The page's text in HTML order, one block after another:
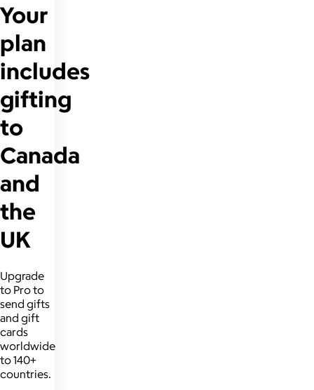
Your
plan
includes
gifting
to
Canada
and
the
UK
Upgrade
to Pro to
send gifts
and gift
cards
worldwide
to 140+
countries.